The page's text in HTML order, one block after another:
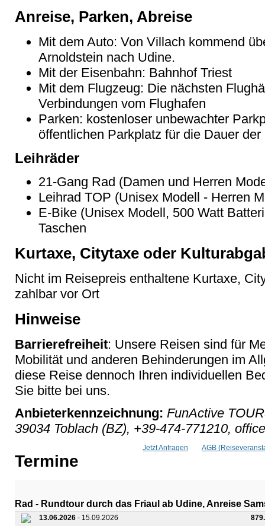
Anreise, Parken, Abreise
Mit dem Auto: Von Villach kommend
Arnoldstein nach Udine.
Mit der Eisenbahn: Bahnhof Triest
Mit dem Flugzeug: Die nächsten
Verbindungen vom Flughafen
Parken: kostenloser unbewachter
öffentlichen Parkplatz für die Dauer der
Leihräder
21-Gang Rad (Damen und Herren
Leihrad TOP (Unisex Modell - Herren
E-Bike (Unisex Modell, 500 Watt
Taschen
Kurtaxe, Citytaxe oder
Nicht im Reisepreis enthaltene Kurtaxe,
zahlbar vor Ort
Hinweise
Barrierefreiheit: Unsere Reisen sind für
Mobilität und anderen Behinderungen im
diese Reise dennoch Ihren individuellen
Sie bitte bei uns.
Anbieterkennzeichnung: FunActive
39034 Toblach (BZ), +39-474-771210,
Jetzt Anfragen AGB
Termine
Rad - Rundtour durch das Friaul ab Udine, Anreise
13.06.2026 - 15.09.2026